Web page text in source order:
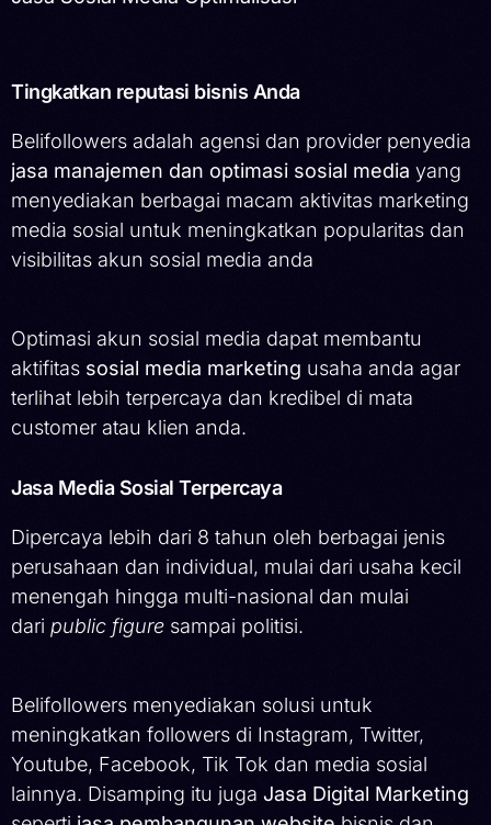
Tingkatkan reputasi bisnis Anda
Belifollowers adalah agensi dan provider penyedia
jasa manajemen dan optimasi sosial media yang
menyediakan berbagai macam aktivitas marketing
media sosial untuk meningkatkan popularitas dan
visibilitas akun sosial media anda
Optimasi akun sosial media dapat membantu
aktifitas sosial media marketing usaha anda agar
terlihat lebih terpercaya dan kredibel di mata
customer atau klien anda.
Jasa Media Sosial Terpercaya
Dipercaya lebih dari 8 tahun oleh berbagai jenis
perusahaan dan individual, mulai dari usaha kecil
menengah hingga multi-nasional dan mulai
dari public figure sampai politisi.
Belifollowers menyediakan solusi untuk
meningkatkan followers di Instagram, Twitter,
Youtube, Facebook, Tik Tok dan media sosial
lainnya. Disamping itu juga Jasa Digital Marketing